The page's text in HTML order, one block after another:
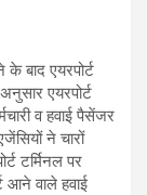
बाद एयरपोर्ट
एयरपोर्ट
व हवाई पैसेंजर
ने चारों
टर्मिनल पर
आने वाले हवाई